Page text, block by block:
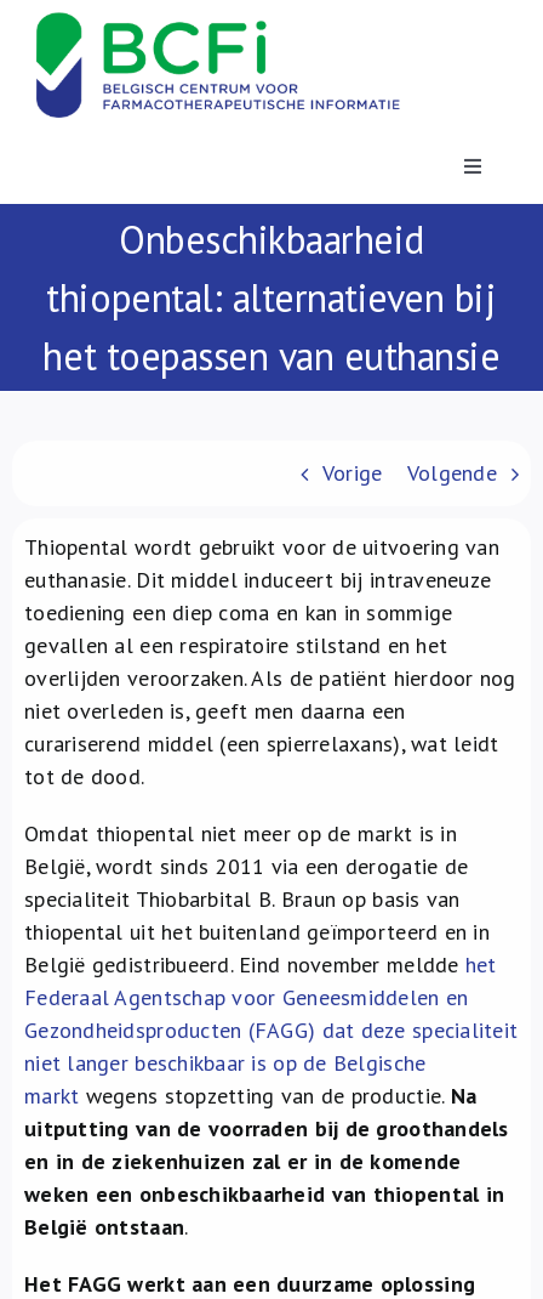
content
Toggle
Publicaties
Vorming
Over ons
Onbeschikbaarheid
thiopental: alternatieven bij
het toepassen van euthansie
Vorige Volgende
Thiopental wordt gebruikt voor de uitvoering van
euthanasie. Dit middel induceert bij intraveneuze
toediening een diep coma en kan in sommige
gevallen al een respiratoire stilstand en het
overlijden veroorzaken. Als de patiënt hierdoor nog
niet overleden is, geeft men daarna een
curariserend middel (een spierrelaxans), wat leidt
tot de dood.
Omdat thiopental niet meer op de markt is in
België, wordt sinds 2011 via een derogatie de
specialiteit Thiobarbital B. Braun op basis van
thiopental uit het buitenland geïmporteerd en in
België gedistribueerd. Eind november meldde het
Federaal Agentschap voor Geneesmiddelen en
Gezondheidsproducten (FAGG) dat deze specialiteit
niet langer beschikbaar is op de Belgische
markt wegens stopzetting van de productie. Na
uitputting van de voorraden bij de groothandels
en in de ziekenhuizen zal er in de komende
weken een onbeschikbaarheid van thiopental in
België ontstaan.
Het FAGG werkt aan een duurzame oplossing